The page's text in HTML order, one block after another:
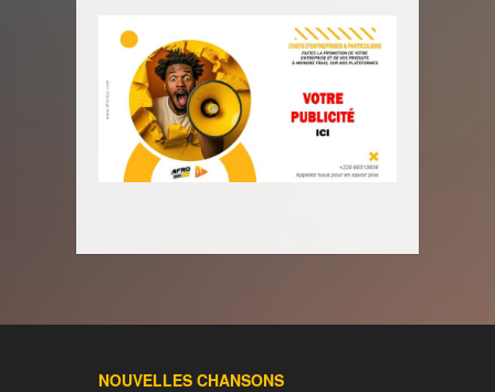
NOUVELLES CHANSONS